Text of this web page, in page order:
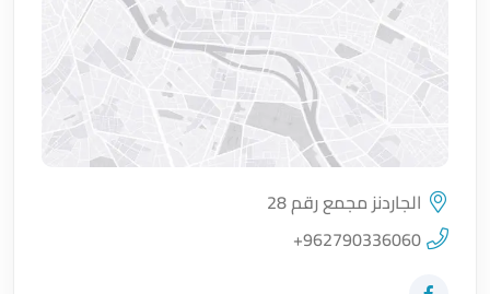
اضغط لتحميل الموقع
الجاردنز مجمع رقم 28
+962790336060